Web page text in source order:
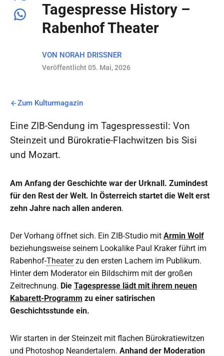
Tagespresse History –
Rabenhof Theater
VON NORAH DRISSNER
Veröffentlicht 05. Mai, 2026
Zum Kulturmagazin
Eine ZIB-Sendung im Tagespressestil: Von
Steinzeit und Bürokratie-Flachwitzen bis Sisi
und Mozart.
Am Anfang der Geschichte war der Urknall. Zumindest
für den Rest der Welt. In Österreich startet die Welt erst
zehn Jahre nach allen anderen.
Der Vorhang öffnet sich. Ein ZIB-Studio mit Armin Wolf
beziehungsweise seinem Lookalike Paul Kraker führt im
Rabenhof-Theaterzu den ersten Lachern im Publikum.
Hinter dem Moderator ein Bildschirm mit der großen
Zeitrechnung. Die Tagespresse lädt mit ihrem neuen
Kabarett-Programm zu einer satirischen
Geschichtsstunde ein.
Wir starten in der Steinzeit mit flachen Bürokratiewitzen
und Photoshop Neandertalern. Anhand der Moderation